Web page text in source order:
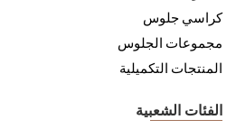
كراسي جلوس
مجموعات الجلوس
المنتجات التكميلية
الفئات الشعبية